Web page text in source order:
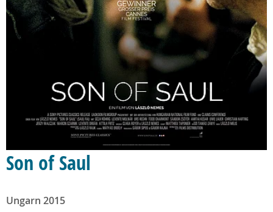
Son of Saul
Ungarn 2015